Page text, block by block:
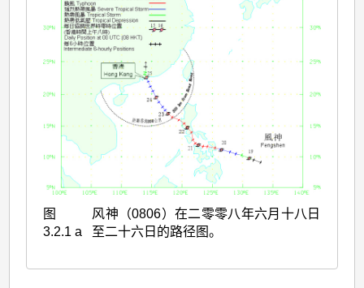
图
3.2.1 a
风神（0806）在二零零八年六月十八日
至二十六日的路径图。